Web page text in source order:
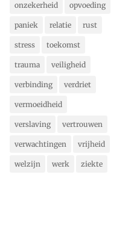
onzekerheid opvoeding
paniek relatie rust
stress toekomst
trauma veiligheid
verbinding verdriet
vermoeidheid
verslaving vertrouwen
verwachtingen vrijheid
welzijn werk ziekte